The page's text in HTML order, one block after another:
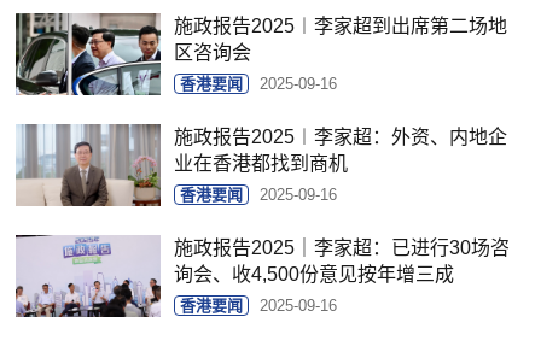
施政报告2025︱李家超到出席第二场地
区咨询会
香港要闻 2025-09-16
施政报告2025︱李家超：外资、内地企
业在香港都找到商机
香港要闻 2025-09-16
施政报告2025｜李家超：已进行30场咨
询会、收4,500份意见按年增三成
香港要闻 2025-09-16